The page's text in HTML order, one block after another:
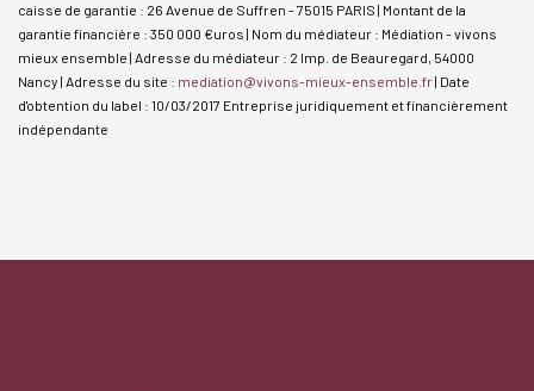
caisse de garantie : 26 Avenue de Suffren - 75015 PARIS | Montant de la
garantie financière : 350 000 €uros | Nom du médiateur : Médiation - vivons
mieux ensemble | Adresse du médiateur : 2 Imp. de Beauregard, 54000
Nancy | Adresse du site : mediation@vivons-mieux-ensemble.fr| Date
d'obtention du label : 10/03/2017 Entreprise juridiquement et financièrement
indépendante